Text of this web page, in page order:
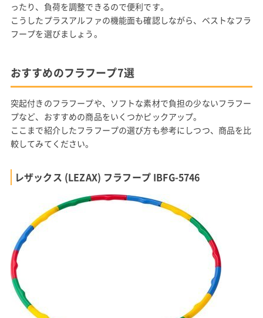
ったり、負荷を調整できるので便利です。
こうしたプラスアルファの機能面も確認しながら、ベストなフラ
フープを選びましょう。
おすすめのフラフープ7選
突起付きのフラフープや、ソフトな素材で負担の少ないフラフー
プなど、おすすめの商品をいくつかピックアップ。
ここまで紹介したフラフープの選び方も参考にしつつ、商品を比
較してみてください。
レザックス (LEZAX) フラフープ IBFG-5746